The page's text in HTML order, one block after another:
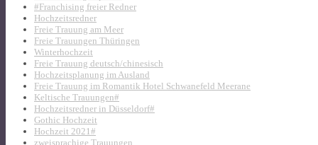
#Franchising freier Redner
Hochzeitsredner
Freie Trauung am Meer
Freie Trauungen Thüringen
Winterhochzeit
Freie Trauung deutsch/chinesisch
Hochzeitsplanung im Ausland
Freie Trauung im Romantik Hotel Schwanefeld Meerane
Keltische Trauungen#
Hochzeitsredner in Düsseldorf#
Gothic Hochzeit
Hochzeit 2021#
zweisprachige Trauungen